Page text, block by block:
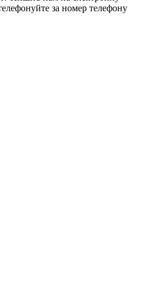
за номер телефону